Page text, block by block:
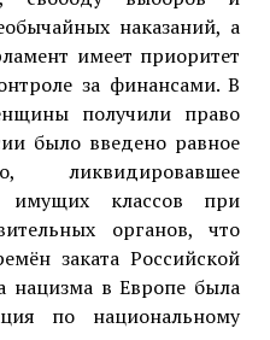
наказаний, а
имеет приоритет
за финансами. В
получили право
было введено равное
ликвидировавшее
имущих классов при
органов, что
заката Российской
нацизма в Европе была
по национальному